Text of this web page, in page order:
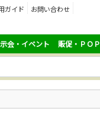
ガイド
お問い合わせ
会・イベント 販促・ＰＯＰ